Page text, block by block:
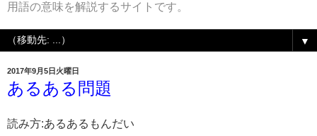
用語の意味を解説するサイトです。
▼
2017年9月5日火曜日
あるある問題
読み方:あるあるもんだい